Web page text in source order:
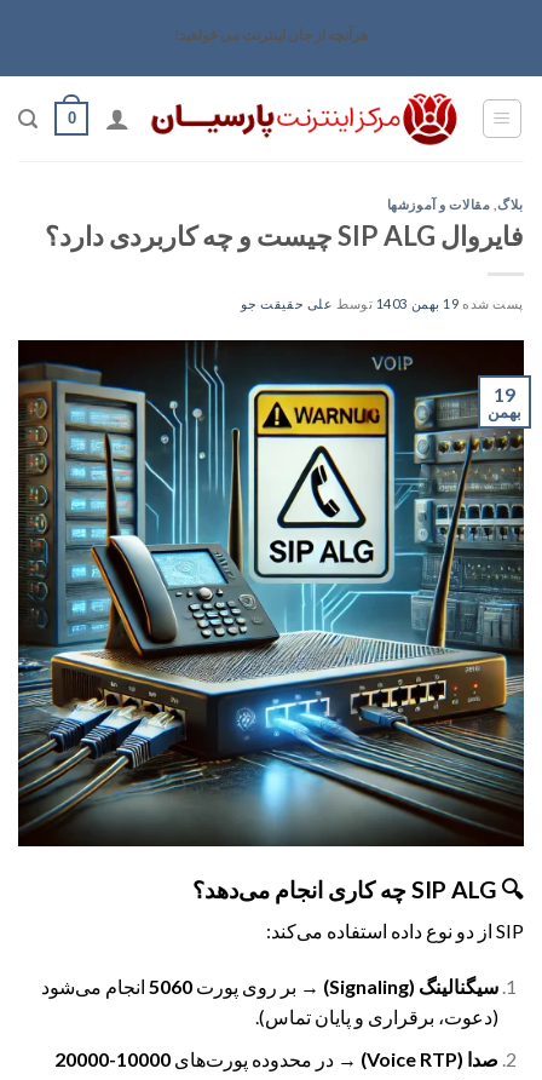
محتوا
هرآنچه از جان اینترنت می خواهید!
0
بلاگ, مقالات و آموزشها
فایروال SIP ALG چیست و چه کاربردی دارد؟
پست شده 19 بهمن 1403 توسط علی حقیقت جو
19
بهمن
🔍 SIP ALG چه کاری انجام می‌دهد؟
SIP از دو نوع داده استفاده می‌کند:
سیگنالینگ (Signaling) → بر روی پورت 5060انجام می‌شود
(دعوت، برقراری و پایان تماس).
صدا (Voice RTP)
→ در محدوده پورت‌های 10000-20000